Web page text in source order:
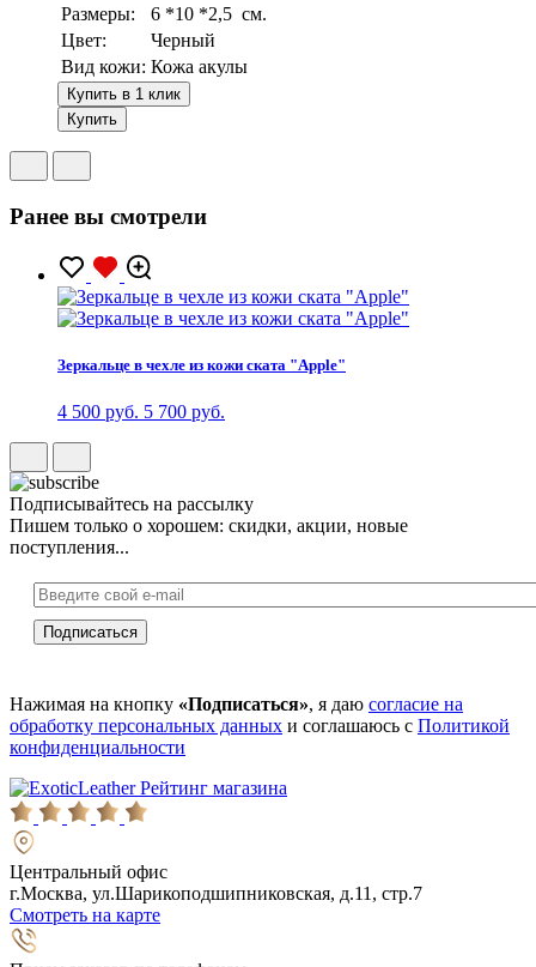
Размеры:
6 *10 *2,5 см.
Цвет:
Черный
Вид кожи: Кожа акулы
Купить в 1 клик
Купить
Ранее вы смотрели
Зеркальце в чехле из кожи ската "Apple"
4 500 руб. 5 700 руб.
Подписывайтесь на рассылку
Пишем только о хорошем: скидки, акции, новые
поступления...
Нажимая на кнопку «Подписаться», я даю согласие на
обработку персональных данных и соглашаюсь с Политикой
конфиденциальности
Рейтинг магазина
Центральный офис
г.Москва, ул.Шарикоподшипниковская, д.11, стр.7
Смотреть на карте